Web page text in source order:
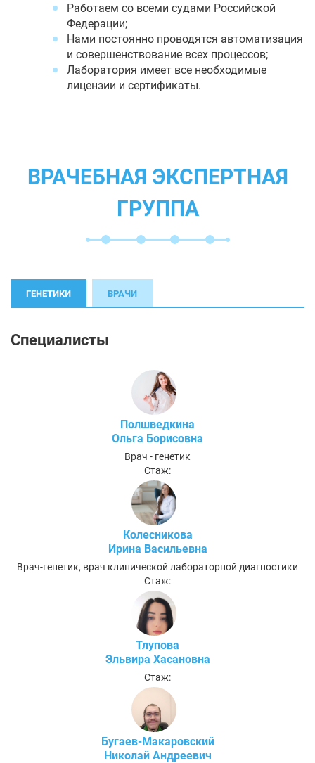
Работаем со всеми судами Российской
Федерации;
Нами постоянно проводятся автоматизация
и совершенствование всех процессов;
Лаборатория имеет все необходимые
лицензии и сертификаты.
ВРАЧЕБНАЯ ЭКСПЕРТНАЯ
ГРУППА
ГЕНЕТИКИ ВРАЧИ
Специалисты
Полшведкина
Ольга Борисовна
Врач - генетик
Стаж:
Колесникова
Ирина Васильевна
Врач-генетик, врач клинической лабораторной диагностики
Стаж:
Тлупова
Эльвира Хасановна
Стаж:
Бугаев-Макаровский
Николай Андреевич